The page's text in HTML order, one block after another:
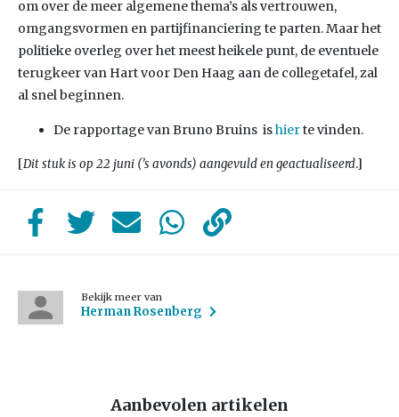
om over de meer algemene thema’s als vertrouwen,
omgangsvormen en partijfinanciering te parten. Maar het
politieke overleg over het meest heikele punt, de eventuele
terugkeer van Hart voor Den Haag aan de collegetafel, zal
al snel beginnen.
De rapportage van Bruno Bruins ishierte vinden.
[Dit stuk is op 22 juni (’s avonds) aangevuld en geactualiseerd.]
Bekijk meer van
Herman Rosenberg
Aanbevolen artikelen